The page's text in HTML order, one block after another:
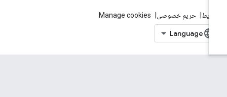
حریم خصوصی Manage cookies